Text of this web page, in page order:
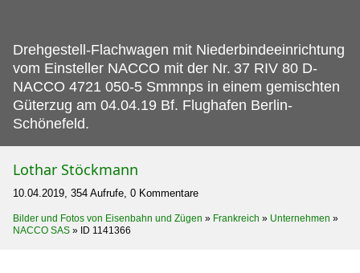
Drehgestell-Flachwagen mit Niederbindeeinrichtung
vom Einsteller NACCO mit der Nr. 37 RIV 80 D-
NACCO 4721 050-5 Smmnps in einem gemischten
Güterzug am 04.04.19 Bf. Flughafen Berlin-
Schönefeld.
Lothar Stöckmann
10.04.2019, 354 Aufrufe, 0 Kommentare
Bilder und Fotos von Eisenbahn und Zügen » Frankreich » Unternehmen »
NACCO SAS » ID 1141366